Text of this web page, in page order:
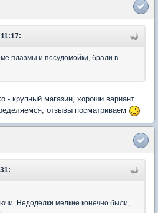
плазмы и посудомойки, брали в
- крупный магазин, хороши вариант.
отзывы посматриваем
Недоделки мелкие конечно были,